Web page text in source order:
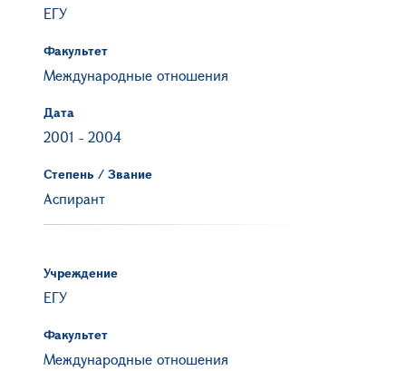
ЕГУ
Факультет
Международные отношения
Дата
2001 - 2004
Степень / Звание
Аспирант
Учреждение
ЕГУ
Факультет
Международные отношения